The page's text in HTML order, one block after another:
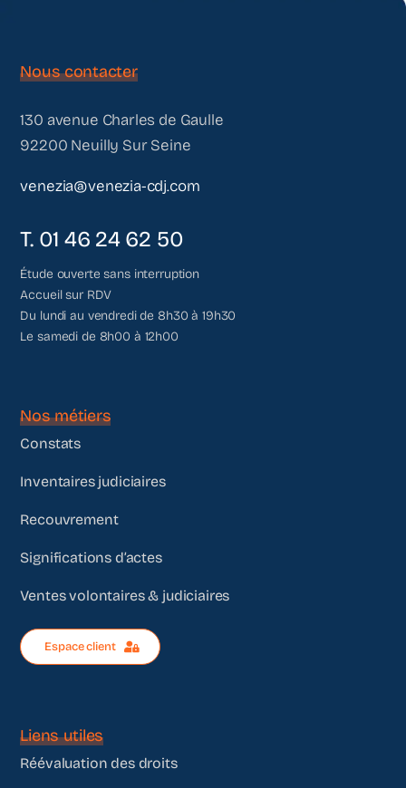
Nous contacter
130 avenue Charles de Gaulle
92200 Neuilly Sur Seine
venezia@venezia-cdj.com
T. 01 46 24 62 50
Étude ouverte sans interruption
Accueil sur RDV
Du lundi au vendredi de 8h30 à 19h30
Le samedi de 8h00 à 12h00
Nos métiers
Constats
Inventaires judiciaires
Recouvrement
Significations d’actes
Ventes volontaires & judiciaires
Espace client
Liens utiles
Réévaluation des droits